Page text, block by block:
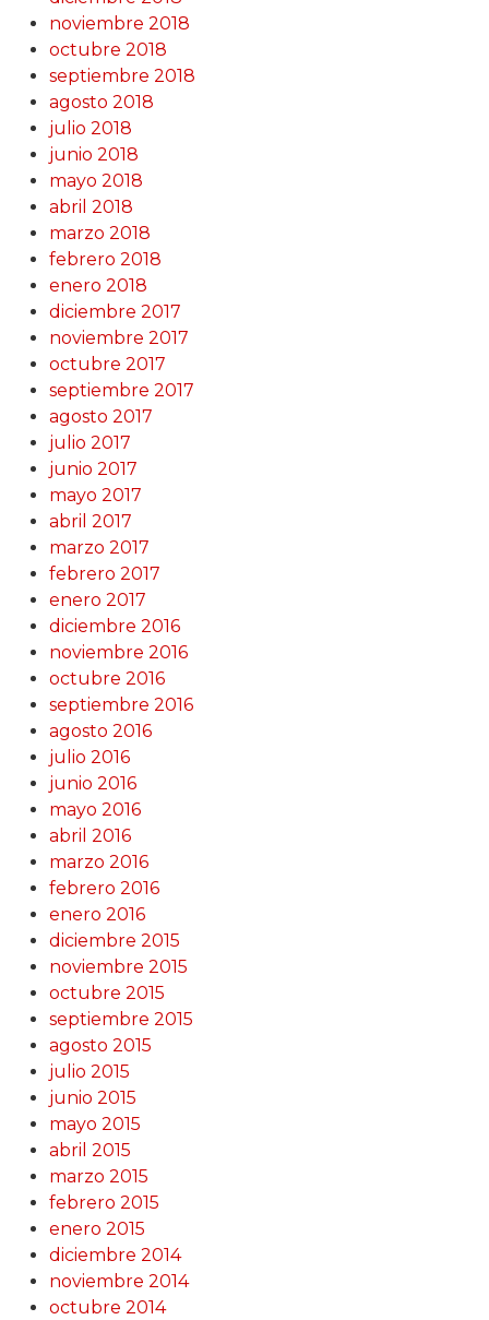
noviembre 2018
octubre 2018
septiembre 2018
agosto 2018
julio 2018
junio 2018
mayo 2018
abril 2018
marzo 2018
febrero 2018
enero 2018
diciembre 2017
noviembre 2017
octubre 2017
septiembre 2017
agosto 2017
julio 2017
junio 2017
mayo 2017
abril 2017
marzo 2017
febrero 2017
enero 2017
diciembre 2016
noviembre 2016
octubre 2016
septiembre 2016
agosto 2016
julio 2016
junio 2016
mayo 2016
abril 2016
marzo 2016
febrero 2016
enero 2016
diciembre 2015
noviembre 2015
octubre 2015
septiembre 2015
agosto 2015
julio 2015
junio 2015
mayo 2015
abril 2015
marzo 2015
febrero 2015
enero 2015
diciembre 2014
noviembre 2014
octubre 2014